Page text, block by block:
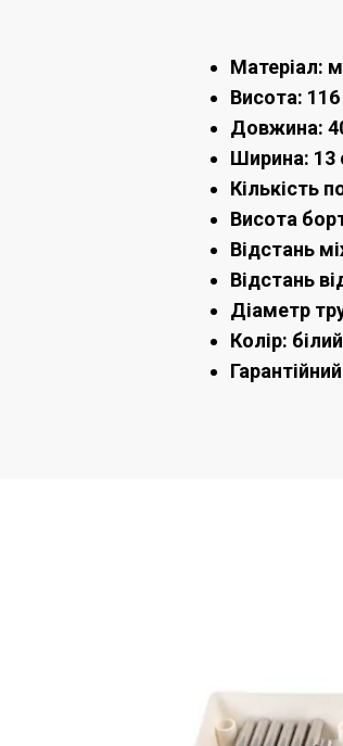
Матеріал:
Висота:
Довжина:
Ширина: 13
Кількість
Висота
Відстань
Відстань
Діаметр
Колір: